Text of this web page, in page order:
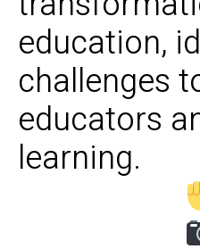
education,
challenges
educators
learning.